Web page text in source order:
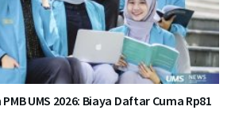
UMS 2026: Biaya Daftar Cuma Rp81